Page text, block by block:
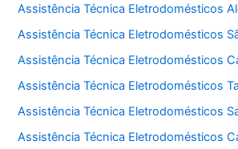
Assistência Técnica Eletrodomésticos
Assistência Técnica Eletrodomésticos
Assistência Técnica Eletrodomésticos
Assistência Técnica Eletrodomésticos
Assistência Técnica Eletrodomésticos
Assistência Técnica Eletrodomésticos